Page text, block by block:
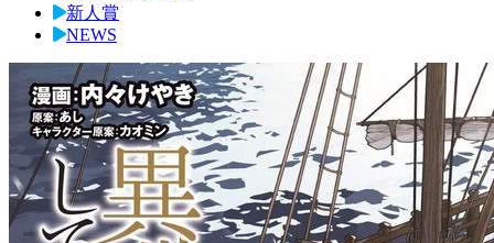
新人賞
NEWS